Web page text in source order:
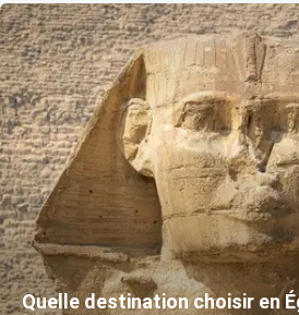
Quelle destination choisir en